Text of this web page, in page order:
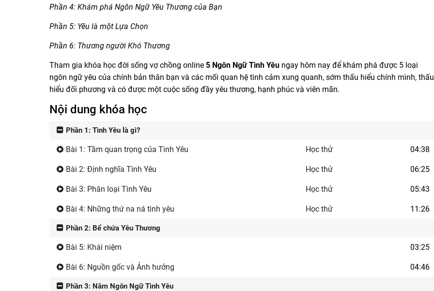
Phần 4: Khám phá Ngôn Ngữ Yêu Thương của Bạn
Phần 5: Yêu là một Lựa Chọn
Phần 6: Thương người Khó Thương
Tham gia khóa học đời sống vợ chồng online 5 Ngôn Ngữ Tình Yêu ngay hôm nay để khám phá được 5 loại
ngôn ngữ yêu của chính bản thân bạn và các mối quan hệ tình cảm xung quanh, sớm thấu hiểu chính mình, thấu
hiểu đối phương và có được một cuộc sống đầy yêu thương, hạnh phúc và viên mãn.
Nội dung khóa học
Phần 1: Tình Yêu là gì?
Bài 1: Tầm quan trọng của Tình Yêu Học thử 04:38
Bài 2: Định nghĩa Tình Yêu Học thử 06:25
Bài 3: Phân loại Tình Yêu Học thử 05:43
Bài 4: Những thứ na ná tình yêu Học thử 11:26
Phần 2: Bể chứa Yêu Thương
Bài 5: Khái niệm 03:25
Bài 6: Nguồn gốc và Ảnh hưởng 04:46
Phần 3: Năm Ngôn Ngữ Tình Yêu